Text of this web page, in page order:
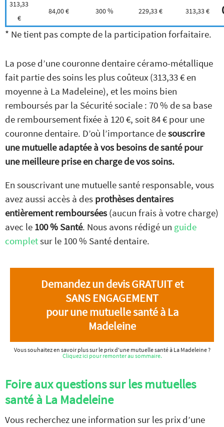
313,33
€
84,00 € 300 % 229,33 € 313,33 €
* Ne tient pas compte de la participation forfaitaire.
La pose d’une couronne dentaire céramo-métallique
fait partie des soins les plus coûteux (313,33 € en
moyenne à La Madeleine), et les moins bien
remboursés par la Sécurité sociale : 70 % de sa base
de remboursement fixée à 120 €, soit 84 € pour une
couronne dentaire. D’où l’importance desouscrire
une mutuelle adaptée à vos besoins de santé pour
une meilleure prise en charge de vos soins.
En souscrivant une mutuelle santé responsable, vous
avez aussi accès à des prothèses dentaires
entièrement remboursées (aucun frais à votre charge)
avec le 100 % Santé. Nous avons rédigé un guide
completsur le 100 % Santé dentaire.
Demandez un devis GRATUIT et
SANS ENGAGEMENT
pour une mutuelle santé à La
Madeleine
Vous souhaitez en savoir plus sur le prix d'une mutuelle santé à La Madeleine ?
Cliquez ici pour remonter au sommaire.
Foire aux questions sur les mutuelles
santé à La Madeleine
Vous recherchez une information sur les prix d’une